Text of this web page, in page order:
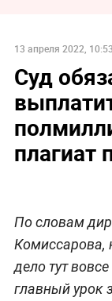
13 апреля 2022, 10:53
Суд
плагиат
По словам
Комиссарова,
дело тут
главный урок